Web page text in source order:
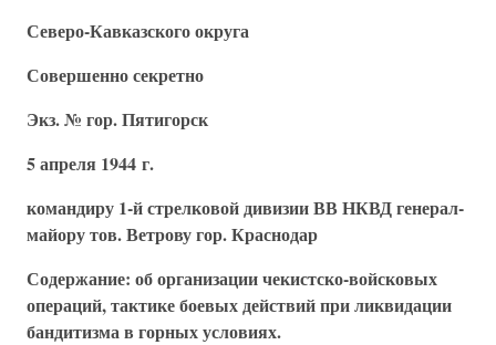
Северо-Кавказского округа
Совершенно секретно
Экз. № гор. Пятигорск
5 апреля 1944 г.
командиру 1-й стрелковой дивизии ВВ НКВД генерал-
майору тов. Ветрову гор. Краснодар
Содержание: об организации чекистско-войсковых
операций, тактике боевых действий при ликвидации
бандитизма в горных условиях.